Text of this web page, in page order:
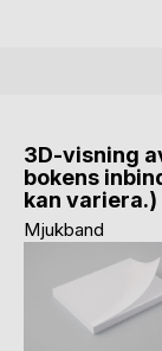
3D-visning
bokens
kan variera.)
Mjukband